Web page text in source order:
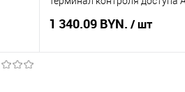
1 340.09 BYN. / шт